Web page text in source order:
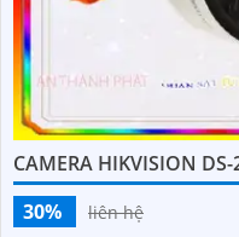
CAMERA HIKVISION
30%
liên hệ